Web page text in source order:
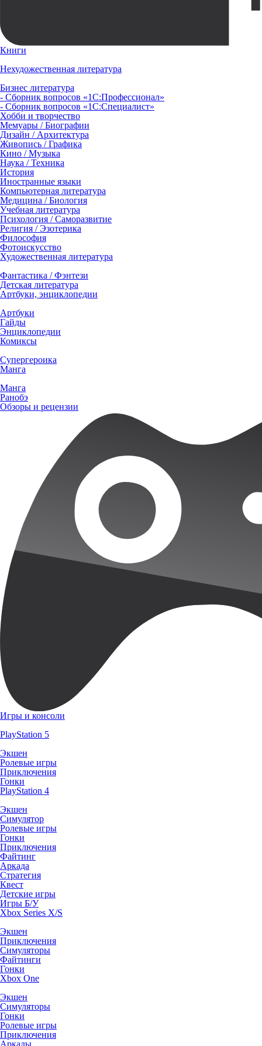
Книги
Нехудожественная литература
Бизнес литература
- Сборник вопросов «1С:Профессионал»
- Сборник вопросов «1С:Специалист»
Хобби и творчество
Мемуары / Биографии
Дизайн / Архитектура
Живопись / Графика
Кино / Музыка
Наука / Техника
История
Иностранные языки
Компьютерная литература
Медицина / Биология
Учебная литература
Психология / Саморазвитие
Религия / Эзотерика
Философия
Фотоискусство
Художественная литература
Фантастика / Фэнтези
Детская литература
Артбуки, энциклопедии
Артбуки
Гайды
Энциклопедии
Комиксы
Супергероика
Манга
Манга
Ранобэ
Обзоры и рецензии
Игры и консоли
PlayStation 5
Экшен
Ролевые игры
Приключения
Гонки
PlayStation 4
Экшен
Симулятор
Ролевые игры
Гонки
Приключения
Файтинг
Аркада
Стратегия
Квест
Детские игры
Игры Б/У
Xbox Series X/S
Экшен
Приключения
Симуляторы
Файтинги
Гонки
Xbox One
Экшен
Симуляторы
Гонки
Ролевые игры
Приключения
Аркады